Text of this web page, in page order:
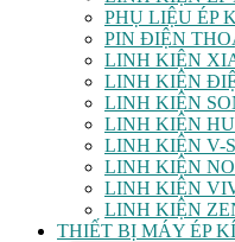
PHỤ LIỆU ÉP
PIN ĐIỆN
LINH KIỆN
LINH KIỆN
LINH KIỆN
LINH KIỆN
LINH KIỆN V-
LINH KIỆN
LINH KIỆN
LINH KIỆN
THIẾT BỊ MÁY ÉP